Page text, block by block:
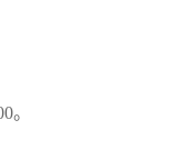
。